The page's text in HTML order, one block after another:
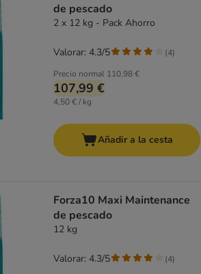
de pescado
2 x 12 kg - Pack Ahorro
Precio normal 110,98 €
107,99 €
4,50 € / kg
Valorar: 4.3/5 (4)
Añadir a la cesta
Forza10 Maxi Maintenance
de pescado
12 kg
Valorar: 4.3/5 (4)